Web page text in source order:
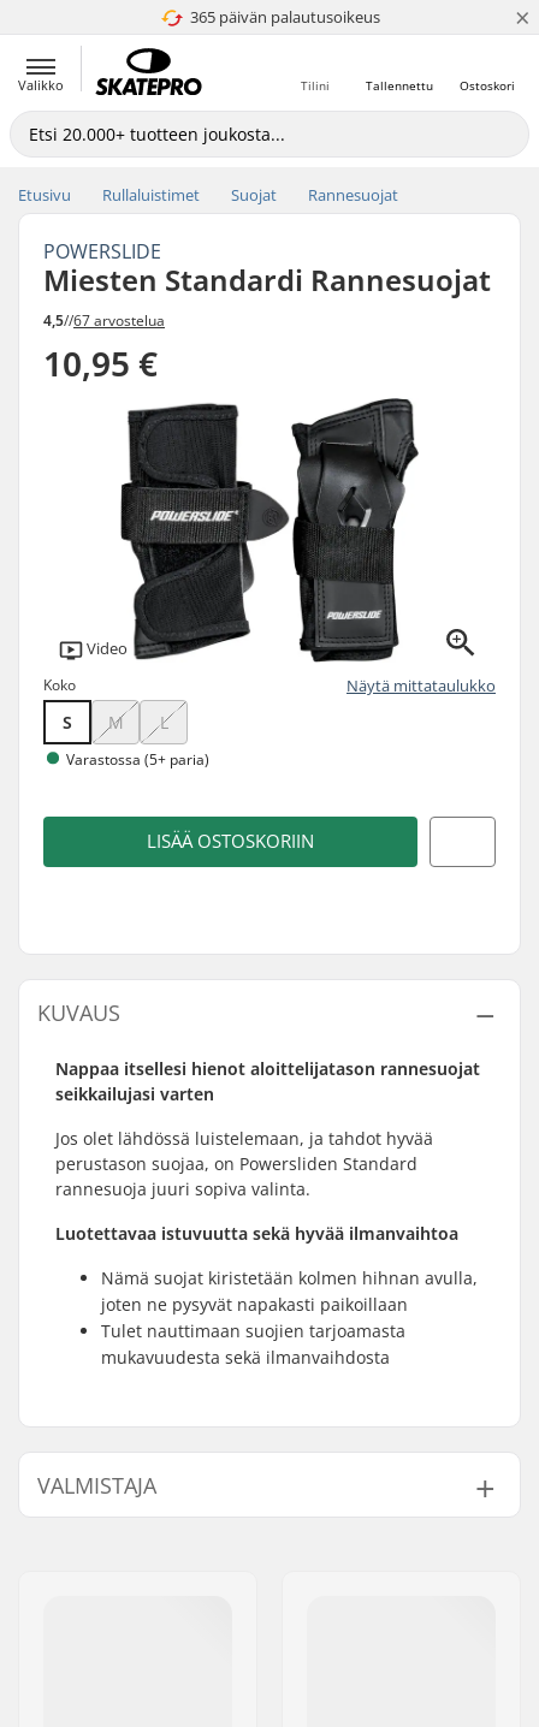
365 päivän palautusoikeus
4.8 / 5 ×
Valikko Ostoskori
Tallennettu
Tilini
Etusivu Rullaluistimet Suojat Rannesuojat
POWERSLIDE
Miesten Standardi Rannesuojat
4,5//67 arvostelua
10,95 €
Video
Koko Näytä mittataulukko
S M L
Varastossa (5+ paria)
LISÄÄ OSTOSKORIIN
KUVAUS
Nappaa itsellesi hienot aloittelijatason rannesuojat
seikkailujasi varten
Jos olet lähdössä luistelemaan, ja tahdot hyvää
perustason suojaa, on Powersliden Standard
rannesuoja juuri sopiva valinta.
Luotettavaa istuvuutta sekä hyvää ilmanvaihtoa
Nämä suojat kiristetään kolmen hihnan avulla,
joten ne pysyvät napakasti paikoillaan
Tulet nauttimaan suojien tarjoamasta
mukavuudesta sekä ilmanvaihdosta
VALMISTAJA